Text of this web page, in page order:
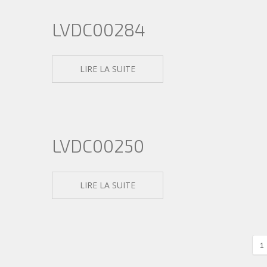
LVDC00284
LIRE LA SUITE
LVDC00250
LIRE LA SUITE
1